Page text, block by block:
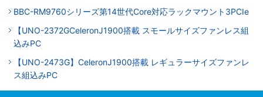
BBC-RM9760シリーズ第14世代Core対応ラックマウント3PCIe
【UNO-2372GCeleronJ1900搭載 スモールサイズファンレス組
込みPC
【UNO-2473G】CeleronJ1900搭載 レギュラーサイズファンレ
ス組込みPC